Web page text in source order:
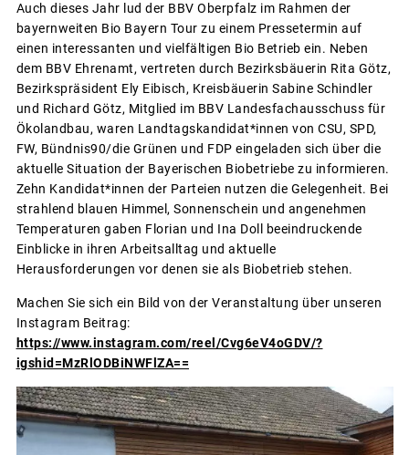
Auch dieses Jahr lud der BBV Oberpfalz im Rahmen der
bayernweiten Bio Bayern Tour zu einem Pressetermin auf
einen interessanten und vielfältigen Bio Betrieb ein. Neben
dem BBV Ehrenamt, vertreten durch Bezirksbäuerin Rita Götz,
Bezirkspräsident Ely Eibisch, Kreisbäuerin Sabine Schindler
und Richard Götz, Mitglied im BBV Landesfachausschuss für
Ökolandbau, waren Landtagskandidat*innen von CSU, SPD,
FW, Bündnis90/die Grünen und FDP eingeladen sich über die
aktuelle Situation der Bayerischen Biobetriebe zu informieren.
Zehn Kandidat*innen der Parteien nutzen die Gelegenheit. Bei
strahlend blauen Himmel, Sonnenschein und angenehmen
Temperaturen gaben Florian und Ina Doll beeindruckende
Einblicke in ihren Arbeitsalltag und aktuelle
Herausforderungen vor denen sie als Biobetrieb stehen.
Machen Sie sich ein Bild von der Veranstaltung über unseren
Instagram Beitrag:
https://www.instagram.com/reel/Cvg6eV4oGDV/?
igshid=MzRlODBiNWFlZA==